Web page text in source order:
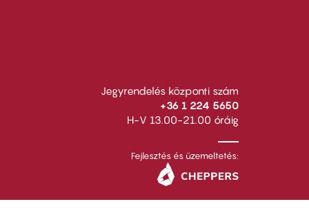
Jegyrendelés központi szám
+36 1 224 5650
H-V 13.00-21.00 óráig
Fejlesztés és üzemeltetés: